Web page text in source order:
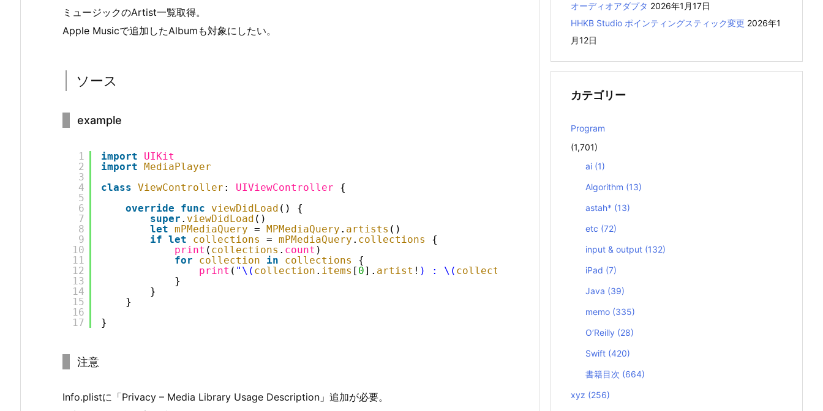
ミュージックのArtist一覧取得。
Apple Musicで追加したAlbumも対象にしたい。
ソース
example
1
2
3
4
5
6
7
8
9
10
11
12
13
14
15
16
17
import
UIKit
import MediaPlayer
class ViewController : UIViewController
{
override
func viewDidLoad () {
super . viewDidLoad ()
let mPMediaQuery = MPMediaQuery . artists ()
if let collections = mPMediaQuery . collections
{
print ( collections . count )
for
collection in collections
{
print ( "\( collection . items [ 0]. artist ! ) : \( collection
}
}
}
}
注意
Info.plistに「Privacy – Media Library Usage Description」追加が必要。
オーディオアダプタ 2026年1月17日
HHKB Studio ポインティングスティック変更 2026年1
月12日
カテゴリー
Program
(1,701)
ai (1)
Algorithm (13)
astah* (13)
etc (72)
input & output (132)
iPad (7)
Java (39)
memo (335)
O’Reilly (28)
Swift (420)
書籍目次 (664)
xyz (256)